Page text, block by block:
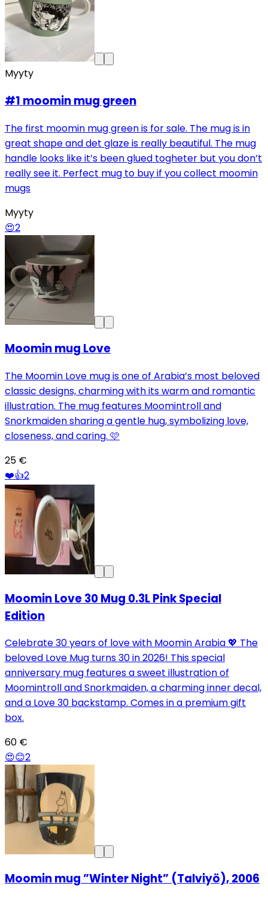
Myyty
#1 moomin mug green
The first moomin mug green is for sale. The mug is in
great shape and det glaze is really beautiful. The mug
handle looks like it’s been glued togheter but you don’t
really see it. Perfect mug to buy if you collect moomin
mugs
Myyty
😍2
Moomin mug Love
The Moomin Love mug is one of Arabia’s most beloved
classic designs, charming with its warm and romantic
illustration. The mug features Moomintroll and
Snorkmaiden sharing a gentle hug, symbolizing love,
closeness, and caring. 🩷
25 €
❤️👍2
Moomin Love 30 Mug 0.3L Pink Special
Edition
Celebrate 30 years of love with Moomin Arabia 💖 The
beloved Love Mug turns 30 in 2026! This special
anniversary mug features a sweet illustration of
Moomintroll and Snorkmaiden, a charming inner decal,
and a Love 30 backstamp. Comes in a premium gift
box.
60 €
😍😊2
Moomin mug ”Winter Night” (Talviyö), 2006